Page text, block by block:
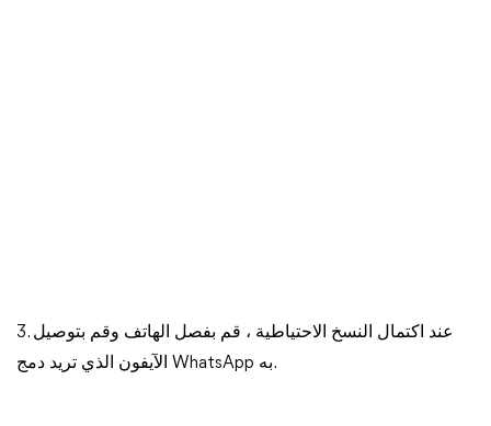
3. عند اكتمال النسخ الاحتياطية ، قم بفصل الهاتف وقم بتوصيل
الآيفون الذي تريد دمج WhatsApp به.